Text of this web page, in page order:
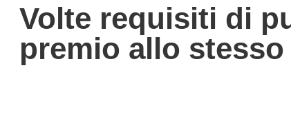
Volte requisiti di
premio allo